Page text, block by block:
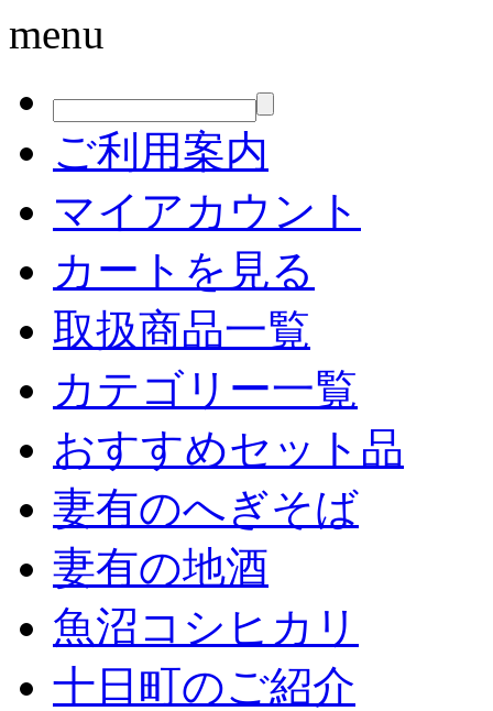
menu
ご利用案内
マイアカウント
カートを見る
取扱商品一覧
カテゴリー一覧
おすすめセット品
妻有のへぎそば
妻有の地酒
魚沼コシヒカリ
十日町のご紹介